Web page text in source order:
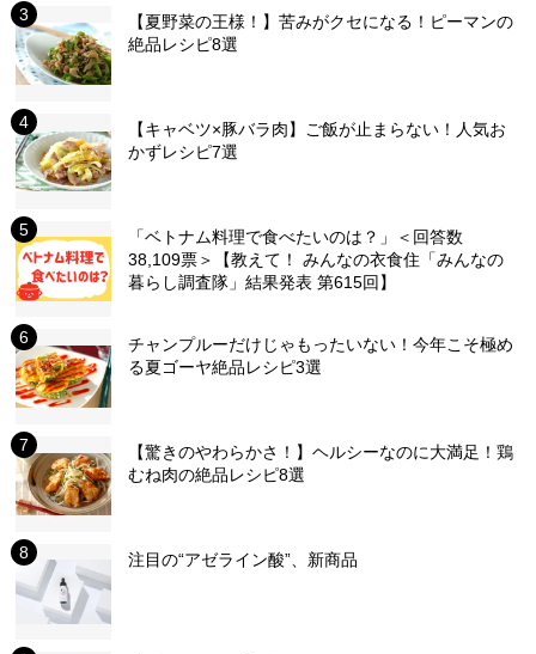
【夏野菜の王様！】苦みがクセになる！ピーマンの
絶品レシピ8選
【キャベツ×豚バラ肉】ご飯が止まらない！人気お
かずレシピ7選
「ベトナム料理で食べたいのは？」＜回答数
38,109票＞【教えて！ みんなの衣食住「みんなの
暮らし調査隊」結果発表 第615回】
チャンプルーだけじゃもったいない！今年こそ極め
る夏ゴーヤ絶品レシピ3選
【驚きのやわらかさ！】ヘルシーなのに大満足！鶏
むね肉の絶品レシピ8選
注目の“アゼライン酸”、新商品